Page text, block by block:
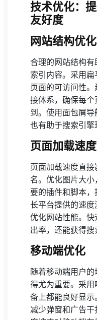
技术优化：
友好度
网站结构优化
合理的网站结构有
索引内容。采用
页面的可访问性
接体系，确保每
到。使用面包屑导
也有助于搜索引擎
页面加载速度
页面加载速度直
名。优化图片大
要的插件和脚本
长平台提供的速度
优化网站性能。
出率，还能获得搜
移动端优化
随着移动端用户
得尤为重要。采
备上都能良好显示
减少弹窗和广告